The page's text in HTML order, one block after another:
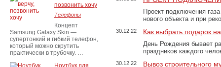
Проект подключения
нового объекта и при
30.12.22 Как выбрать подарок
День Рождения бывает
праздников каждого
30.12.22 Вывоз строительного
позвонить хочу
Телефоны
Концепт
Samsung Galaxy Skin —
супертонкий и гибкий телефон,
который можно скрутить
практически в трубочку. …
Ноутбук для..